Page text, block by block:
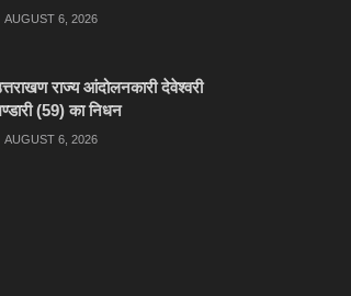
AUGUST 6, 2026
राज्य आंदोलनकारी देवेश्वरी
(59) का निधन
AUGUST 6, 2026